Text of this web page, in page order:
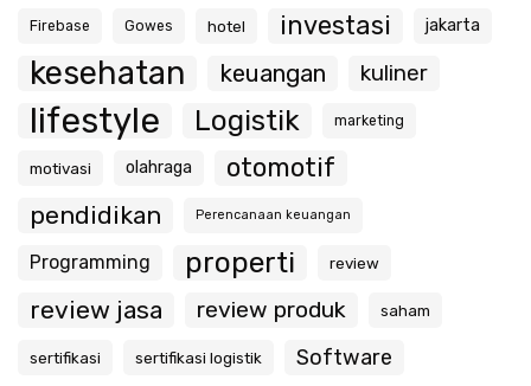
Firebase Gowes hotel investasi jakarta
kesehatan keuangan kuliner
lifestyle Logistik marketing
motivasi olahraga otomotif
pendidikan Perencanaan keuangan
Programming properti review
review jasa review produk saham
sertifikasi sertifikasi logistik Software